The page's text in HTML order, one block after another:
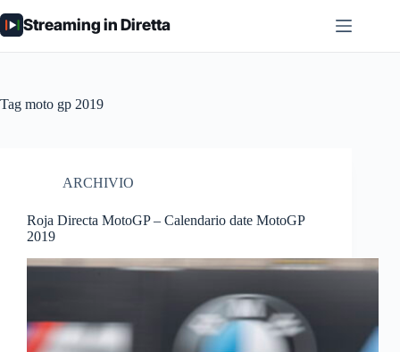
al
contenuto
Streaming in Diretta
Tag moto gp 2019
ARCHIVIO
Roja Directa MotoGP – Calendario date MotoGP
2019